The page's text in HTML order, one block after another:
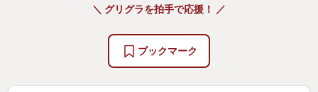
＼ グリグラを拍手で応援！ ／
ブックマーク